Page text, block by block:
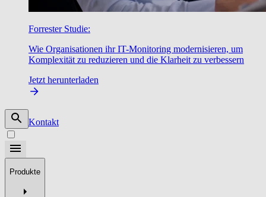
Forrester Studie:
Wie Organisationen ihr IT-Monitoring modernisieren, um
Komplexität zu reduzieren und die Klarheit zu verbessern
Jetzt herunterladen
Kontakt
Produkte